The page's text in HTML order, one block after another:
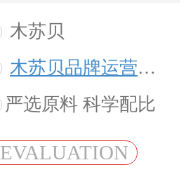
木苏贝
木苏贝品牌运营中心
严选原料 科学配比
EVALUATION